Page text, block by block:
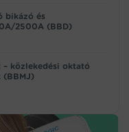
bikázó és
2500A (BBD)
– közlekedési oktató
(BBMJ)